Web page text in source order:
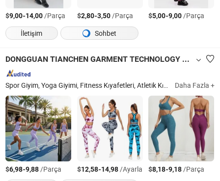
$9,00-14,00/Parça $2,80-3,50/Parça $5,00-9,00/Parça
İletişim
Sohbet
DONGGUAN TIANCHEN GARMENT TECHNOLOGY CO., LTD.
Spor Giyim, Yoga Giyimi, Fitness Kıyafetleri, Atletik Kıyafetler, Aktif Giyim, Spor Salonu Kıyafetleri, Spor Sütyeni, Yoga Pantolonu, Plaj Kıyafetleri, Mayo Daha Fazla +
$6,98-9,88/Parça $12,58-14,98/Ayarla $8,18-9,18/Parça